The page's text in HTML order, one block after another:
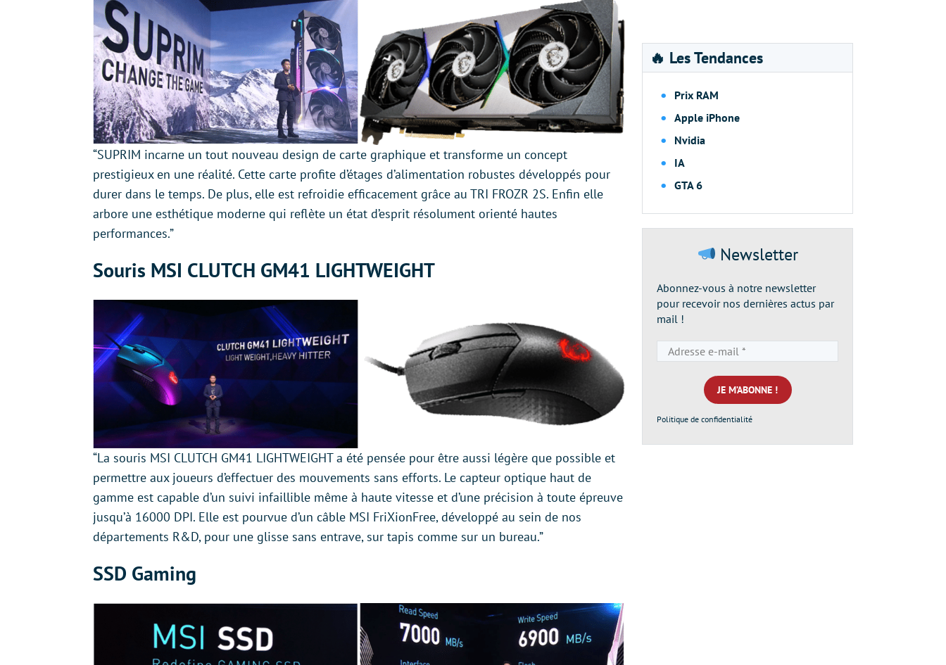
“SUPRIM incarne un tout nouveau design de carte graphique et transforme un concept
prestigieux en une réalité. Cette carte profite d’étages d’alimentation robustes développés pour
durer dans le temps. De plus, elle est refroidie efficacement grâce au TRI FROZR 2S. Enfin elle
arbore une esthétique moderne qui reflète un état d’esprit résolument orienté hautes
performances.”
Souris MSI CLUTCH GM41 LIGHTWEIGHT
“La souris MSI CLUTCH GM41 LIGHTWEIGHT a été pensée pour être aussi légère que possible et
permettre aux joueurs d’effectuer des mouvements sans efforts. Le capteur optique haut de
gamme est capable d’un suivi infaillible même à haute vitesse et d’une précision à toute épreuve
jusqu’à 16000 DPI. Elle est pourvue d’un câble MSI FriXionFree, développé au sein de nos
départements R&D, pour une glisse sans entrave, sur tapis comme sur un bureau.”
SSD Gaming
🔥 Les Tendances
Prix RAM
Apple iPhone
Nvidia
IA
GTA 6
Newsletter
Abonnez-vous à notre newsletter
pour recevoir nos dernières actus par
mail !
e-
mail
*
Politique de confidentialité